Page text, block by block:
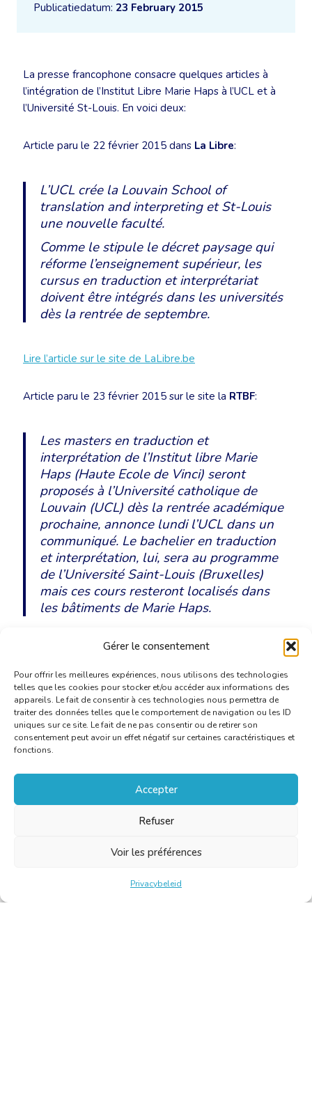
Gérer le consentement
Pour offrir les meilleures expériences, nous utilisons des technologies
telles que les cookies pour stocker et/ou accéder aux informations des
appareils. Le fait de consentir à ces technologies nous permettra de
traiter des données telles que le comportement de navigation ou les ID
uniques sur ce site. Le fait de ne pas consentir ou de retirer son
consentement peut avoir un effet négatif sur certaines caractéristiques et
fonctions.
Accepter
Refuser
Voir les préférences
Privacybeleid
Publicatiedatum: 23 February 2015
La presse francophone consacre quelques articles à
l’intégration de l’Institut Libre Marie Haps à l’UCL et à
l’Université St-Louis. En voici deux:
Article paru le 22 février 2015 dans La Libre:
L’UCL crée la Louvain School of
translation and interpreting et St-Louis
une nouvelle faculté.
Comme le stipule le décret paysage qui
réforme l’enseignement supérieur, les
cursus en traduction et interprétariat
doivent être intégrés dans les universités
dès la rentrée de septembre.
Lire l’article sur le site de LaLibre.be
Article paru le 23 février 2015 sur le site la RTBF:
Les masters en traduction et
interprétation de l’Institut libre Marie
Haps (Haute Ecole de Vinci) seront
proposés à l’Université catholique de
Louvain (UCL) dès la rentrée académique
prochaine, annonce lundi l’UCL dans un
communiqué. Le bachelier en traduction
et interprétation, lui, sera au programme
de l’Université Saint-Louis (Bruxelles)
mais ces cours resteront localisés dans
les bâtiments de Marie Haps.
Lire l’article sur le site de la RTBF